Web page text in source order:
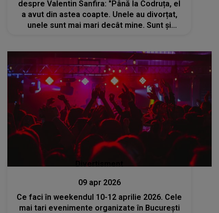
despre Valentin Sanfira: "Până la Codruța, el
a avut din astea coapte. Unele au divorțat,
unele sunt mai mari decât mine. Sunt și
Divertisment
09 apr 2026
Ce faci în weekendul 10-12 aprilie 2026. Cele
mai tari evenimente organizate în București